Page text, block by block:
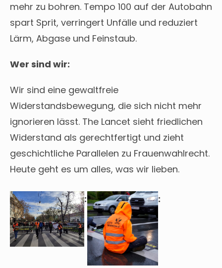
mehr zu bohren. Tempo 100 auf der Autobahn
spart Sprit, verringert Unfälle und reduziert
Lärm, Abgase und Feinstaub.
Wer sind wir:
Wir sind eine gewaltfreie
Widerstandsbewegung, die sich nicht mehr
ignorieren lässt. The Lancet sieht friedlichen
Widerstand als gerechtfertigt und zieht
geschichtliche Parallelen zu Frauenwahlrecht.
Heute geht es um alles, was wir lieben.